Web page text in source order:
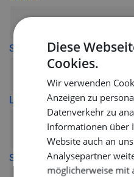
Stadt
Lebenslauf (CV)
Schreiben Sie hier Ihre
Diese
Cookies.
Wir verwenden
Anzeigen zu
Datenverkehr zu
Informationen über
Website auch an
Analysepartner
möglicherweise mit